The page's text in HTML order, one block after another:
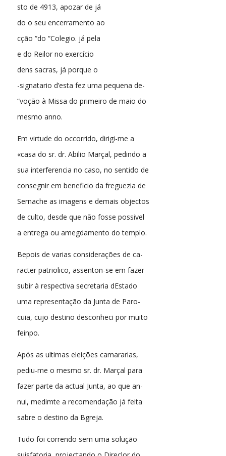
sto de 4913, apozar de já
do o seu encerramento ao
cção “do “Colegio. já pela
e do Reilor no exercício
dens sacras, já porque o
-signatario d’esta fez uma pequena de-
“voção à Missa do primeiro de maio do
mesmo anno.
Em virtude do occorrido, dirigi-me a
«casa do sr. dr. Abilio Marçal, pedindo a
sua interferencia no caso, no sentido de
consegnir em beneficio da freguezia de
Sernache as imagens e demais objectos
de culto, desde que não fosse possivel
a entrega ou amegdamento do templo.
Bepois de varias considerações de ca-
racter patriolico, assenton-se em fazer
subir à respectiva secretaria dEstado
uma representação da Junta de Paro-
cuia, cujo destino desconheci por muito
feinpo.
Após as ultimas eleições camararias,
pediu-me o mesmo sr. dr. Marçal para
fazer parte da actual Junta, ao que an-
nui, medimte a recomendação já feita
sabre o destino da Bgreja.
Tudo foi correndo sem uma solução